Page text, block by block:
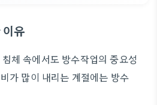
유
체 속에서도 방수작업의 중요성
가 많이 내리는 계절에는 방수